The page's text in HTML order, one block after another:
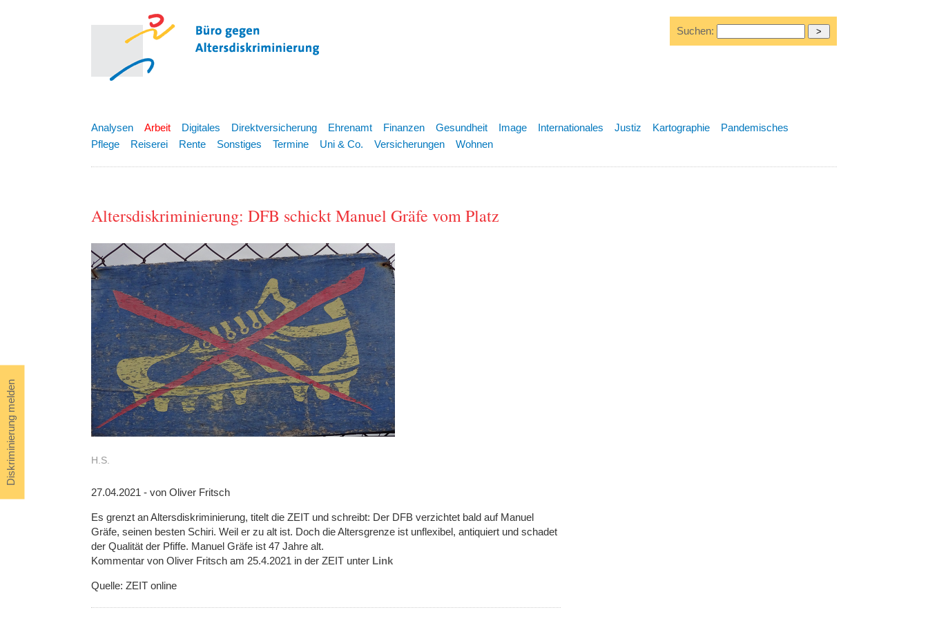
Diskriminierung melden
Suchen:
Analysen Arbeit Digitales Direktversicherung Ehrenamt Finanzen Gesundheit Image Internationales Justiz Kartographie
Pandemisches
Pflege
Reiserei Rente Sonstiges Termine Uni & Co. Versicherungen Wohnen
Altersdiskriminierung: DFB schickt Manuel Gräfe vom Platz
H.S.
27.04.2021 - von Oliver Fritsch
Es grenzt an Altersdiskriminierung, titelt die ZEIT und schreibt: Der DFB verzichtet bald auf Manuel
Gräfe, seinen besten Schiri. Weil er zu alt ist. Doch die Altersgrenze ist unflexibel, antiquiert und schadet
der Qualität der Pfiffe. Manuel Gräfe ist 47 Jahre alt.
Kommentar von Oliver Fritsch am 25.4.2021 in der ZEIT unter Link
Quelle: ZEIT online